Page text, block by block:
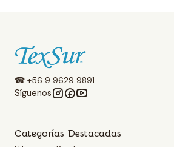
☎ +56 9 9629 9891
Síguenos
Categorías Destacadas